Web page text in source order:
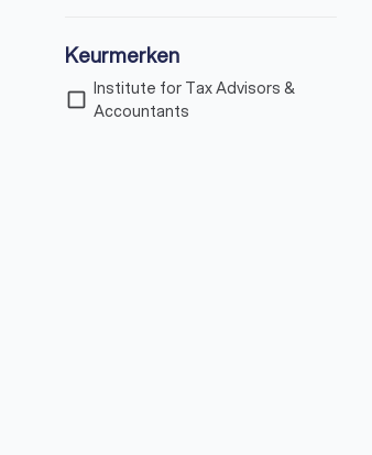
Keurmerken
check_box_outline_blank
Institute for Tax Advisors &
Accountants